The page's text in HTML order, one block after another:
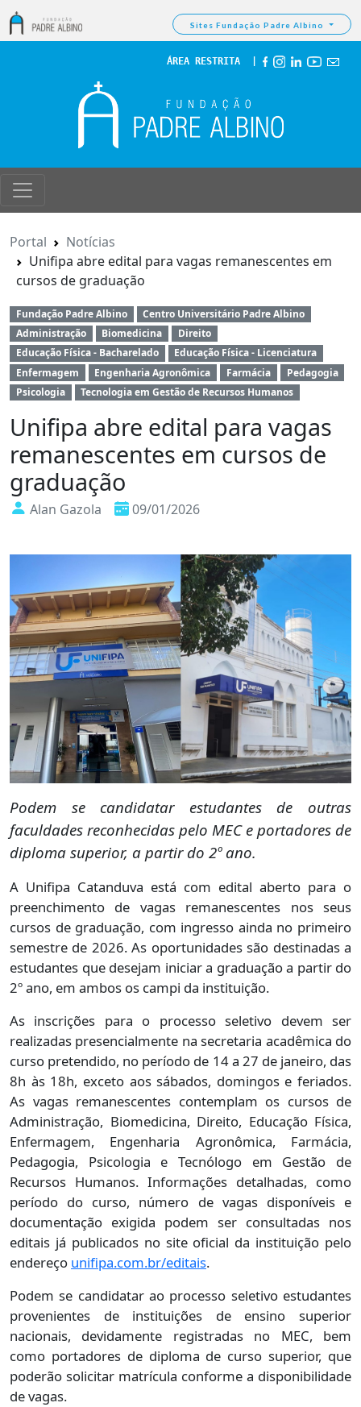
Sites Fundação Padre Albino
ÁREA RESTRITA
Portal
Notícias
Unifipa abre edital para vagas remanescentes em
cursos de graduação
Fundação Padre Albino
Centro Universitário Padre Albino
Administração
Biomedicina
Direito
Educação Física - Bacharelado
Educação Física - Licenciatura
Enfermagem
Engenharia Agronômica Farmácia
Pedagogia
Psicologia
Tecnologia em Gestão de Recursos Humanos
Unifipa abre edital para vagas
remanescentes em cursos de
graduação
Alan Gazola 09/01/2026
Podem se candidatar estudantes de outras
faculdades reconhecidas pelo MEC e portadores de
diploma superior, a partir do 2º ano.
A Unifipa Catanduva está com edital aberto para o
preenchimento de vagas remanescentes nos seus
cursos de graduação, com ingresso ainda no primeiro
semestre de 2026. As oportunidades são destinadas a
estudantes que desejam iniciar a graduação a partir do
2º ano, em ambos os campi da instituição.
As inscrições para o processo seletivo devem ser
realizadas presencialmente na secretaria acadêmica do
curso pretendido, no período de 14 a 27 de janeiro, das
8h às 18h, exceto aos sábados, domingos e feriados.
As vagas remanescentes contemplam os cursos de
Administração, Biomedicina, Direito, Educação Física,
Enfermagem, Engenharia Agronômica, Farmácia,
Pedagogia, Psicologia e Tecnólogo em Gestão de
Recursos Humanos. Informações detalhadas, como
período do curso, número de vagas disponíveis e
documentação exigida podem ser consultadas nos
editais já publicados no site oficial da instituição pelo
endereço unifipa.com.br/editais.
Podem se candidatar ao processo seletivo estudantes
provenientes de instituições de ensino superior
nacionais, devidamente registradas no MEC, bem
como portadores de diploma de curso superior, que
poderão solicitar matrícula conforme a disponibilidade
de vagas.